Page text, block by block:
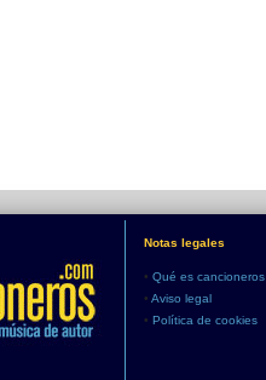
Notas legales
• Qué es cancioneros
• Aviso legal
• Política de cookies